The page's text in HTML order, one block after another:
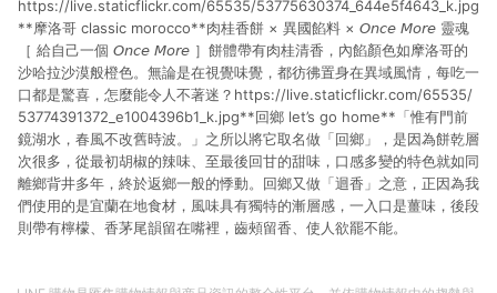
https://live.staticflickr.com/65535/53775630374_644e5f4643_k.jpg
**摩洛哥 classic morocco**肉桂香餅 × 異國餡料 × 𝘖𝘯𝘤𝘦 𝘔𝘰𝘳𝘦 靈魂
［ 給自己一個 𝘖𝘯𝘤𝘦 𝘔𝘰𝘳𝘦 ］餅體帶有肉桂清香，內餡顏色如摩洛哥的
沙哈拉沙漠般橙色。無論是在視覺味覺，都彷彿置身在異域風情，每吃一
口都是驚喜，怎麼能令人不著迷？https://live.staticflickr.com/65535/
53774391372_e1004396b1_k.jpg**回鄉 let’s go home**「惟有門前
鏡湖水，春風不改舊時波。」之所以將它取名做「回鄉」，是因為餅乾層
次很多，從最初胡椒的辣味、至最後回甘的甜味，口感多變的特色就如同
離鄉背井多年，終於返鄉一般的悸動。回鄉又做「迴香」之意，正因為我
們使用的是宜蘭在地食材，風味具有獨特的漸層感，一入口是薑味，後段
則帶有檸檬、香茅尾韻留在嘴裡，齒頰留香、使人欲罷不能。